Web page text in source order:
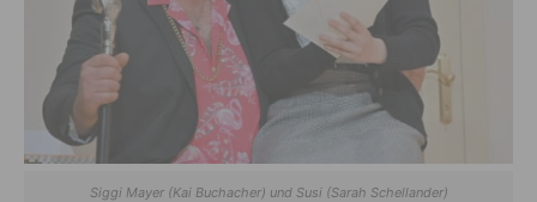
Siggi Mayer (Kai Buchacher) und Susi (Sarah Schellander)